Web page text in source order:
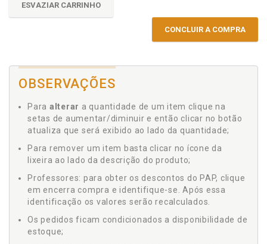
ESVAZIAR CARRINHO
CONCLUIR A COMPRA
OBSERVAÇÕES
Para alterar a quantidade de um item clique na
setas de aumentar/diminuir e então clicar no botão
atualiza que será exibido ao lado da quantidade;
Para remover um item basta clicar no ícone da
lixeira ao lado da descrição do produto;
Professores: para obter os descontos do PAP, clique
em encerra compra e identifique-se. Após essa
identificação os valores serão recalculados.
Os pedidos ficam condicionados a disponibilidade de
estoque;